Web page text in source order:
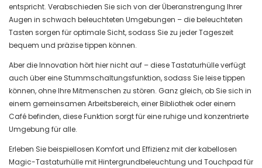
entspricht. Verabschieden Sie sich von der Überanstrengung Ihrer
Augen in schwach beleuchteten Umgebungen – die beleuchteten
Tasten sorgen für optimale Sicht, sodass Sie zu jeder Tageszeit
bequem und präzise tippen können.
Aber die Innovation hört hier nicht auf – diese Tastaturhülle verfügt
auch über eine Stummschaltungsfunktion, sodass Sie leise tippen
können, ohne Ihre Mitmenschen zu stören. Ganz gleich, ob Sie sich in
einem gemeinsamen Arbeitsbereich, einer Bibliothek oder einem
Café befinden, diese Funktion sorgt für eine ruhige und konzentrierte
Umgebung für alle.
Erleben Sie beispiellosen Komfort und Effizienz mit der kabellosen
Magic-Tastaturhülle mit Hintergrundbeleuchtung und Touchpad für